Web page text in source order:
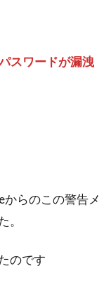
スワードが漏洩
らのこの警告メ
。
のです